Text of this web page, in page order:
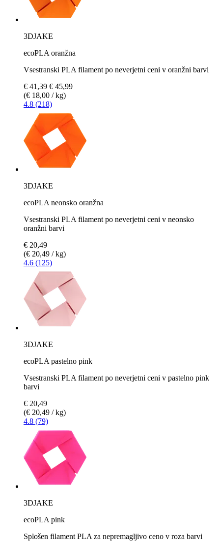
3DJAKE
ecoPLA oranžna
Vsestranski PLA filament po neverjetni ceni v oranžni barvi
€ 41,39 € 45,99
(€ 18,00 / kg)
4.8 (218)
3DJAKE
ecoPLA neonsko oranžna
Vsestranski PLA filament po neverjetni ceni v neonsko
oranžni barvi
€ 20,49
(€ 20,49 / kg)
4.6 (125)
3DJAKE
ecoPLA pastelno pink
Vsestranski PLA filament po neverjetni ceni v pastelno pink
barvi
€ 20,49
(€ 20,49 / kg)
4.8 (79)
3DJAKE
ecoPLA pink
Splošen filament PLA za nepremagljivo ceno v roza barvi